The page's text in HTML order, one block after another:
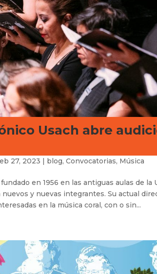
Usach abre
27, 2023 | blog,Convocatorias, Música
en 1956 en las antiguas aulas de
y nuevas integrantes. Su actual
en la música coral, con o sin...